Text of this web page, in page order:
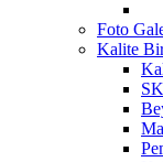
Foto
Kalite